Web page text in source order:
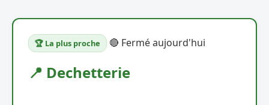
🏆 La plus proche 🔴 Fermé aujourd'hui
📍 Dechetterie